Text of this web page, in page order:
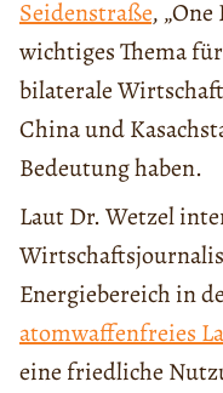
Seidenstraße,
wichtiges Thema
bilaterale
China und
Bedeutung haben.
Laut Dr. Wetzel
Energiebereich in
atomwaffenfreies
eine friedliche